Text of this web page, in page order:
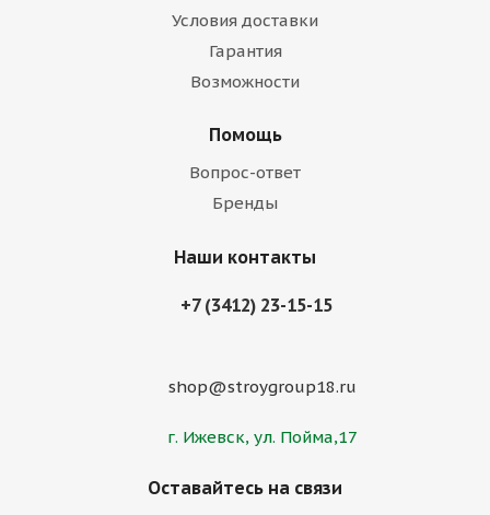
Условия доставки
Гарантия
Возможности
Помощь
Вопрос-ответ
Бренды
Наши контакты
+7 (3412) 23-15-15
shop@stroygroup18.ru
г. Ижевск, ул. Пойма,17
Оставайтесь на связи